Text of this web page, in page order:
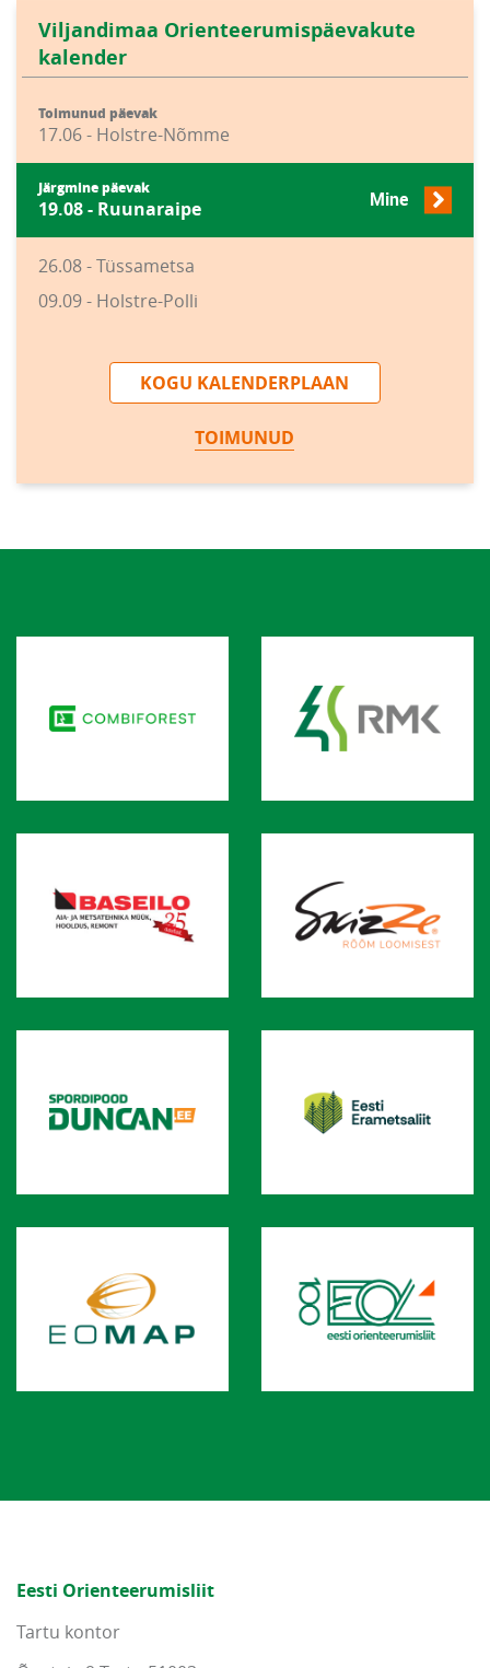
Viljandimaa Orienteerumispäevakute
kalender
Toimunud päevak
17.06 - Holstre-Nõmme
Järgmine päevak
19.08 - Ruunaraipe Mine
26.08 - Tüssametsa
09.09 - Holstre-Polli
KOGU KALENDERPLAAN
TOIMUNUD
Eesti Orienteerumisliit
Tartu kontor